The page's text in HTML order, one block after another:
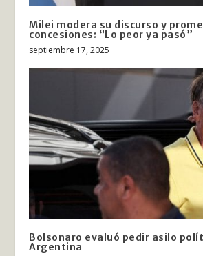
Milei modera su discurso y
concesiones: “Lo peor ya pasó”
septiembre 17, 2025
Bolsonaro evaluó pedir asilo
Argentina